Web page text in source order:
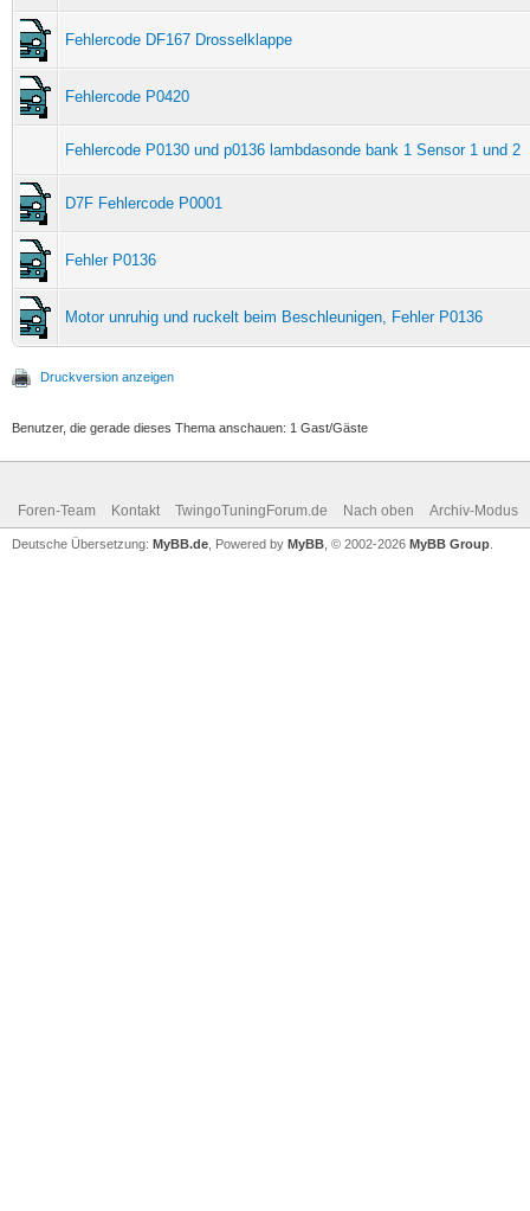
Fehlercode DF167 Drosselklappe
Fehlercode P0420
Fehlercode P0130 und p0136 lambdasonde bank 1 Sensor 1 und 2
D7F Fehlercode P0001
Fehler P0136
Motor unruhig und ruckelt beim Beschleunigen, Fehler P0136
Druckversion anzeigen
Benutzer, die gerade dieses Thema anschauen: 1 Gast/Gäste
Foren-Team Kontakt TwingoTuningForum.de Nach oben Archiv-Modus
Deutsche Übersetzung: MyBB.de , Powered by MyBB , © 2002-2026 MyBB Group